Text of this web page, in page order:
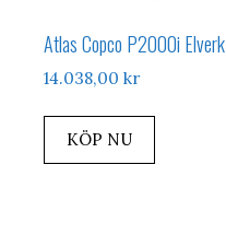
Atlas Copco P2000i Elverk
14.038,00 kr
KÖP NU